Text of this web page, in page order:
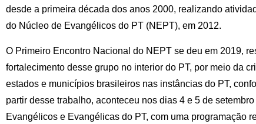
desde a primeira década dos anos 2000, realizando
do Núcleo de Evangélicos do PT (NEPT), em 2012.
O Primeiro Encontro Nacional do NEPT se deu em 2019,
fortalecimento desse grupo no interior do PT, por meio da
estados e municípios brasileiros nas instâncias do PT,
partir desse trabalho, aconteceu nos dias 4 e 5 de
Evangélicos e Evangélicas do PT, com uma programação